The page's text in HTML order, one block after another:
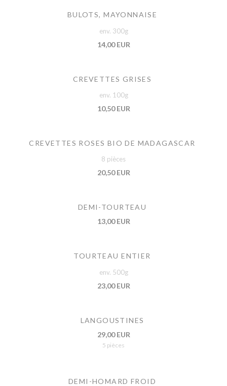
BULOTS, MAYONNAISE
env. 300g
14,00 EUR
CREVETTES GRISES
env. 100g
10,50 EUR
CREVETTES ROSES BIO DE MADAGASCAR
8 pièces
20,50 EUR
DEMI-TOURTEAU
13,00 EUR
TOURTEAU ENTIER
env. 500g
23,00 EUR
LANGOUSTINES
29,00 EUR
5 pièces
DEMI-HOMARD FROID